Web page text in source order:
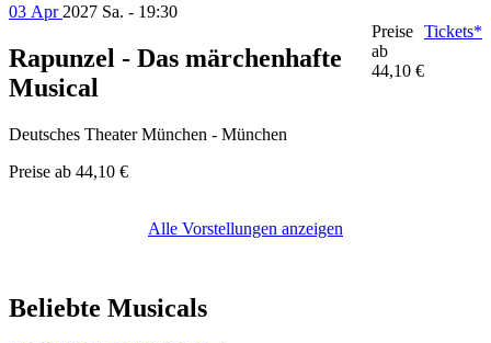
03 Apr 2027 Sa. - 19:30
Rapunzel - Das märchenhafte
Musical
Deutsches Theater München - München
Preise ab 44,10 €
Preise
ab
44,10 €
Tickets*
Alle Vorstellungen anzeigen
Beliebte Musicals